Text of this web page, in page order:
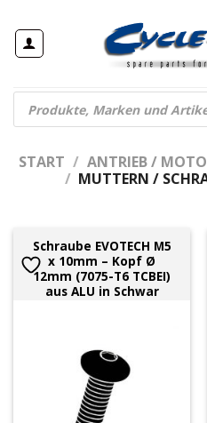
Inhalt
springen
Products
search
START / ANTRIEB /
/ MUTTERN /
Schraube EVOTECH M5
x 10mm – Kopf Ø
12mm (7075-T6 TCBEI)
aus ALU in Schwar